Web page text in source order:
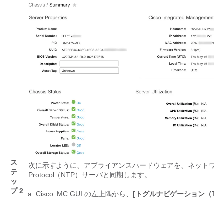
ス
テ
ッ
プ 2
次に示すように、アプライアンスハードウェアを、ネットワ
Protocol（NTP）サーバと同期します。
Cisco IMC GUI の左上隅から、 [トグルナビゲーション（